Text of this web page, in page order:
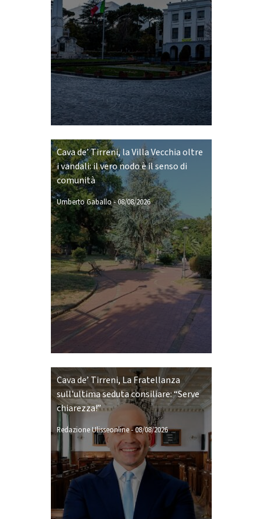
Cava de’ Tirreni, la Villa Vecchia oltre
i vandali: il vero nodo è il senso di
comunità
Umberto Gaballo-08/08/2026
Cava de’ Tirreni, La Fratellanza
sull'ultima seduta consiliare: “Serve
chiarezza!”
Redazione Ulisseonline-08/08/2026